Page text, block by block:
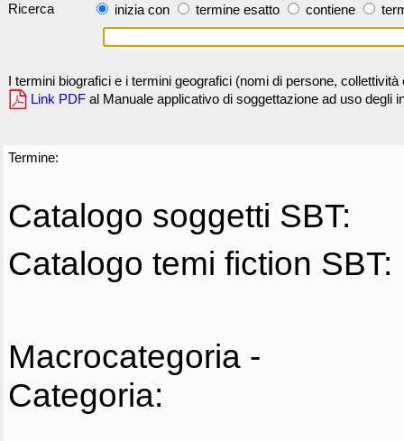
Ricerca inizia con termine esatto contiene
I termini biografici e i termini geografici (nomi di persone,
Link PDF al Manuale applicativo di soggettazione ad uso degli
Termine:
Catalogo soggetti SBT:
Catalogo temi fiction SBT:
Macrocategoria -
Categoria: